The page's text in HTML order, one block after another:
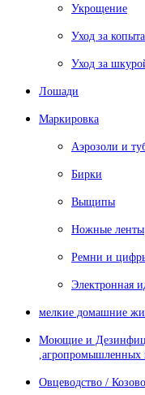
Укрощение
Уход за
Уход за
Лошади
Маркировка
Аэрозоли и
Бирки
Выщипы
Ножные ленты
Ремни и
Электронная
мелкие домашние
Моющие и
,агропромышленных
Овцеводство /